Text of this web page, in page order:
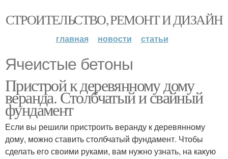
СТРОИТЕЛЬСТВО, РЕМОНТ И ДИЗАЙН
главная новости статьи
Ячеистые бетоны
Пристрой к деревянному дому
веранда. Столбчатый и свайный
фундамент
Если вы решили пристроить веранду к деревянному
дому, можно ставить столбчатый фундамент. Чтобы
сделать его своими руками, вам нужно узнать, на какую